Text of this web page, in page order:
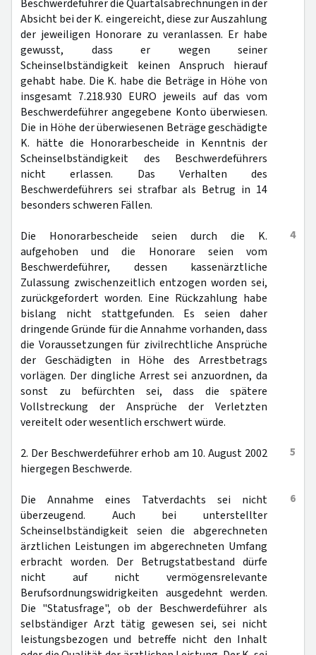
Beschwerdeführer die Quartalsabrechnungen in der
Absicht bei der K. eingereicht, diese zur Auszahlung
der jeweiligen Honorare zu veranlassen. Er habe
gewusst, dass er wegen seiner
Scheinselbständigkeit keinen Anspruch hierauf
gehabt habe. Die K. habe die Beträge in Höhe von
insgesamt 7.218.930 EURO jeweils auf das vom
Beschwerdeführer angegebene Konto überwiesen.
Die in Höhe der überwiesenen Beträge geschädigte
K. hätte die Honorarbescheide in Kenntnis der
Scheinselbständigkeit des Beschwerdeführers
nicht erlassen. Das Verhalten des
Beschwerdeführers sei strafbar als Betrug in 14
besonders schweren Fällen.
4
Die Honorarbescheide seien durch die K.
aufgehoben und die Honorare seien vom
Beschwerdeführer, dessen kassenärztliche
Zulassung zwischenzeitlich entzogen worden sei,
zurückgefordert worden. Eine Rückzahlung habe
bislang nicht stattgefunden. Es seien daher
dringende Gründe für die Annahme vorhanden, dass
die Voraussetzungen für zivilrechtliche Ansprüche
der Geschädigten in Höhe des Arrestbetrags
vorlägen. Der dingliche Arrest sei anzuordnen, da
sonst zu befürchten sei, dass die spätere
Vollstreckung der Ansprüche der Verletzten
vereitelt oder wesentlich erschwert würde.
5
2. Der Beschwerdeführer erhob am 10. August 2002
hiergegen Beschwerde.
6
Die Annahme eines Tatverdachts sei nicht
überzeugend. Auch bei unterstellter
Scheinselbständigkeit seien die abgerechneten
ärztlichen Leistungen im abgerechneten Umfang
erbracht worden. Der Betrugstatbestand dürfe
nicht auf nicht vermögensrelevante
Berufsordnungswidrigkeiten ausgedehnt werden.
Die "Statusfrage", ob der Beschwerdeführer als
selbständiger Arzt tätig gewesen sei, sei nicht
leistungsbezogen und betreffe nicht den Inhalt